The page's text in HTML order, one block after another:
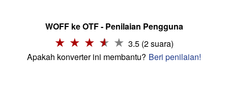
WOFF ke OTF - Penilaian Pengguna
3.5 (2 suara)
Apakah konverter ini membantu? Beri penilaian!